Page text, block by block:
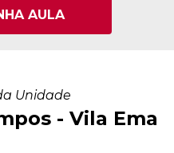
AULA
Unidade
- Vila Ema